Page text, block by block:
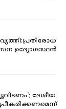
ഉദ്യോഗസ്ഥൻ
ദേശീയ